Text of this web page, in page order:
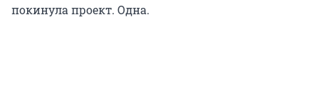
покинула проект. Одна.